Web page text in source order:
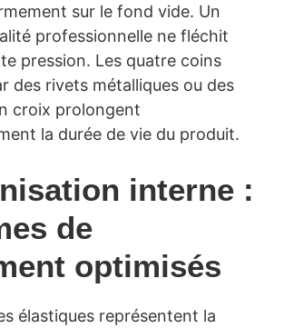
sur le fond vide. Un
professionnelle ne fléchit
pression. Les quatre coins
des rivets métalliques ou des
croix prolongent
la durée de vie du produit.
interne :
de
optimisés
élastiques représentent la